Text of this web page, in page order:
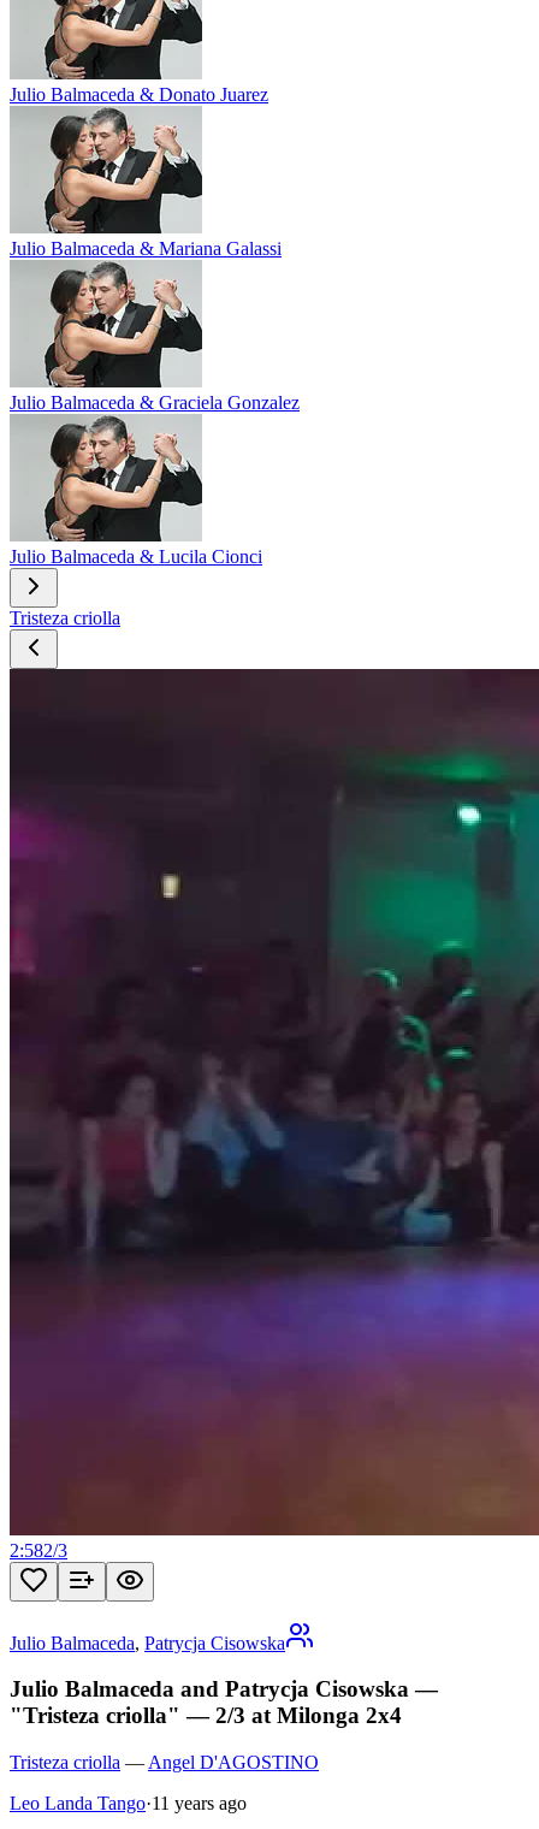
Julio Balmaceda & Donato Juarez
Julio Balmaceda & Mariana Galassi
Julio Balmaceda & Graciela Gonzalez
Julio Balmaceda & Lucila Cionci
Tristeza criolla
2:582/3
Julio Balmaceda, Patrycja Cisowska
Julio Balmaceda and Patrycja Cisowska —
"Tristeza criolla" — 2/3 at Milonga 2x4
Tristeza criolla — Angel D'AGOSTINO
Leo Landa Tango·11 years ago